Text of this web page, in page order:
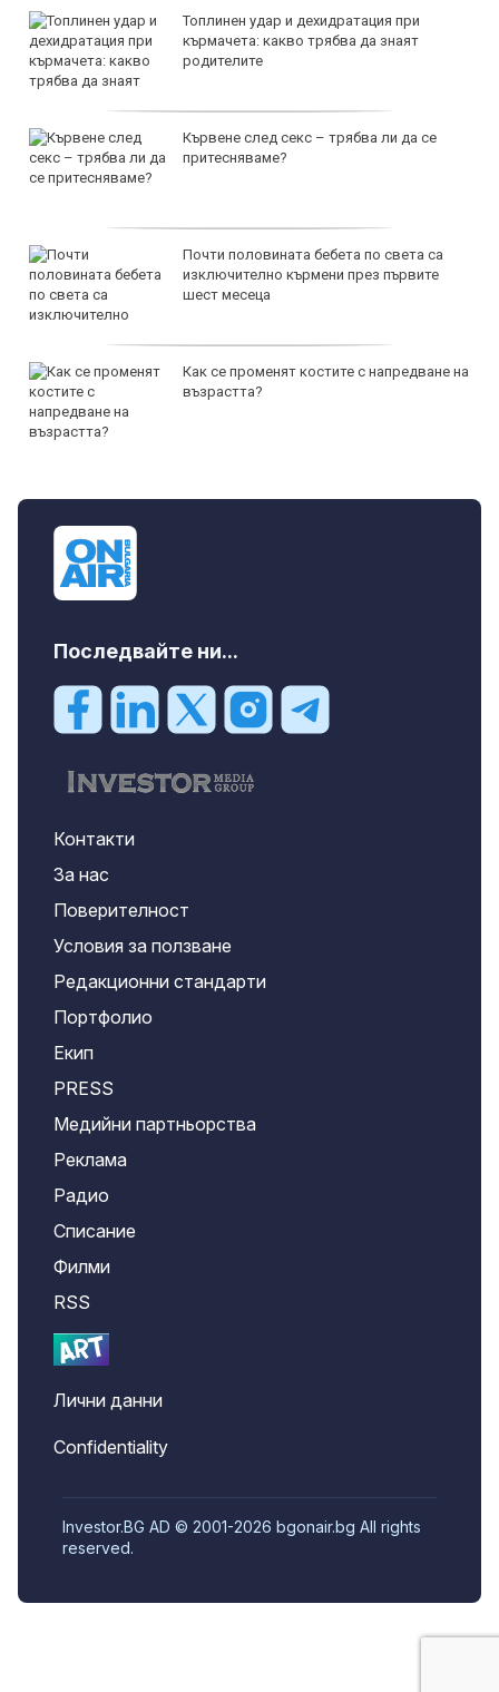
Топлинен удар и дехидратация при
кърмачета: какво трябва да знаят
родителите
Кървене след секс – трябва ли да се
притесняваме?
Почти половината бебета по света са
изключително кърмени през първите
шест месеца
Как се променят костите с напредване на
възрастта?
Последвайте ни...
Контакти
За нас
Поверителност
Условия за ползване
Редакционни стандарти
Портфолио
Екип
PRESS
Медийни партньорства
Реклама
Радио
Списание
Филми
RSS
Лични данни
Confidentiality
Investor.BG AD © 2001-2026 bgonair.bg All rights
reserved.